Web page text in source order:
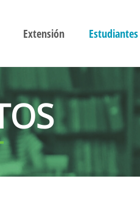
Extensión Estudiantes